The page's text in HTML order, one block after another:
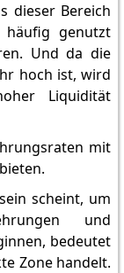
dieser Bereich
häufig genutzt
Und da die
hoch ist, wird
Liquidität
mit
scheint, um
und
bedeutet
Zone handelt.